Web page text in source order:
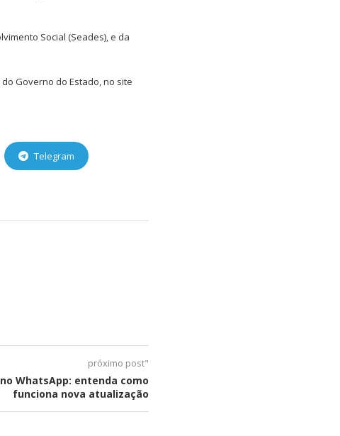
Social (Seades), e da
Governo do Estado, no site
Telegram
próximo post"
WhatsApp: entenda como
funciona nova atualização